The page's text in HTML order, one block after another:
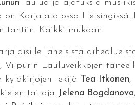
laulua ja ajatuksia
Karjalatalossa Helsingissä.
tahtiin. Kaikki mukaan!
läheisistä
, Viipurin Lauluveikkojen
tekijä Tea Itkonen,
taitaja Jelena Bogdanova